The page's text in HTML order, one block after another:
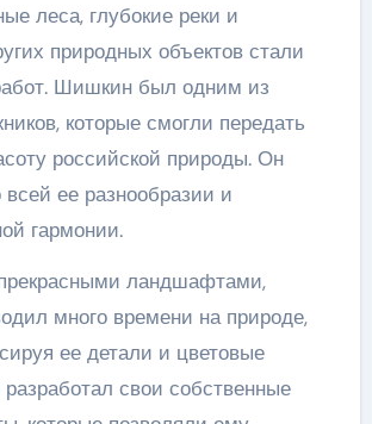
леса, глубокие реки и
природных объектов стали
Шишкин был одним из
которые смогли передать
российской природы. Он
всей ее разнообразии и
гармонии.
ландшафтами,
много времени на природе,
ее детали и цветовые
свои собственные